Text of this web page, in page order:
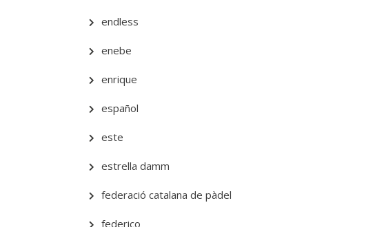
endless
enebe
enrique
español
este
estrella damm
federació catalana de pàdel
federico